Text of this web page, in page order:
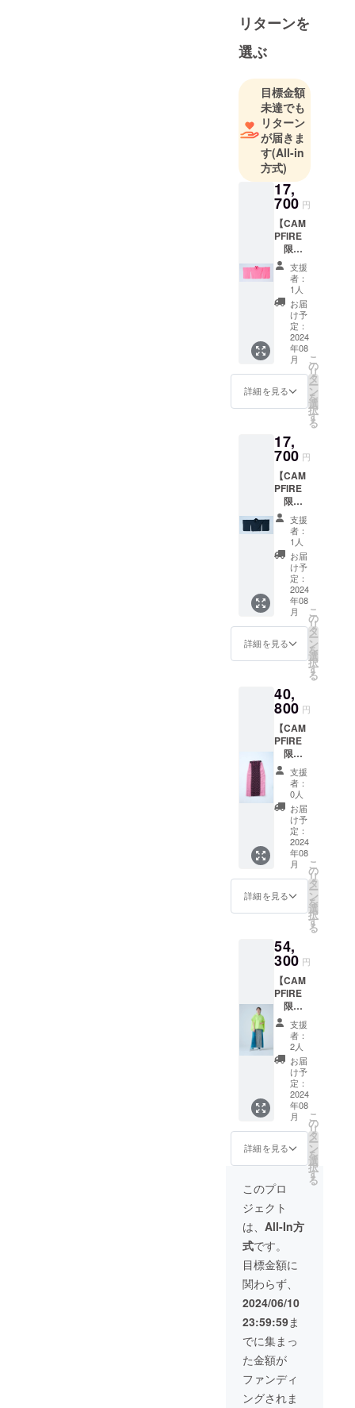
ら、日常的
に着物を着
る機会が少
いる今、洋
服を着る感
覚で着物ス
タイルを提
案できない
かと試行錯
誤し、着物
の美しい姿
を洋服に置
き換えて若
い人たちの
新しいスタ
イルの一助
になればと
今回製品を
作りまし
た。そして
品ではな
芸術」とし
て日本の伝
統美を現代
ファッショ
ンに昇華さ
せていきま
す。
ファンディ
ングを通じ
て世界に日
本の粋を伝
え、若者た
自己表現の
形として着
物の美しさ
を提供しま
す。着物か
らKIMONO
へと進化す
ることを目
ファッショ
ンを世界中
に広め、日
本文化の魅
へと継承し
ていきたい
と思ってい
リターンを
選ぶ
目標金額
未達でも
リターン
が届きま
す(All-in
方式)
17,
700 円
【CAM
PFIRE
限
定 超
早割価
格】 ①
キモノ
スリー
ブカッ
ソー 5
色 ピン
ク／オ
レンジ
／スカ
イブ
グリー
ン／ブ
ルー
（画像
順） -
サイズ
38
（着丈
60cm、
身幅
57cm、
袖丈
39cm、
裄丈
67.5cm
、袖幅
58cm）
62cm、
身幅
60cm、
袖丈
40cm、
裄丈
70cm、
袖幅
60cm）
※必ず備
考欄に
ご希望
のサイ
ズとカ
ラーを
ご入力
くださ
スムー
ス 接
感 特
徴
環境
に配慮
した
ペット
ボトル
から作
られた
新たな
繊維 商
品特
触冷温
感素材
らさら
心地と
揺れる
ても
フェミ
ニンな
印象を
与えま
す。袖
丈をア
ジャス
トで
き、“た
すき掛
け”の新
しい表
支援
者：
1人
お届
け予
定：
2024
年08
月
詳細を見る
こ
の
リ
タ
ー
ン
を
選
択
す
る
17,
700 円
【CAM
PFIRE
限
定 超
早割価
格】 ①
キモノ
スリー
ブカッ
ソー 2
色 ブ
ラック
／ホワ
イト
（画像
サイズ
38
（着丈
60cm、
身幅
57cm、
袖丈
39cm、
裄丈
67.5cm
、袖幅
58cm）
- サイズ
40
（着丈
62cm、
身幅
60cm、
裄丈
70cm、
袖幅
60cm）
※必ず備
考欄に
ご希望
のサイ
ズとカ
ラーを
ご入力
くださ
い。 素
材
ベア
スムー
ス 接
徴
に配慮
した
ペット
ボトル
から作
られた
新たな
繊維 商
性 接
触冷温
感素材
で、さ
らさら
した着
心地と
支援
者：
1人
お届
け予
定：
2024
年08
月
詳細を見る
こ
の
リ
タ
ー
ン
を
選
択
す
る
40,
800 円
【CAM
PFIRE
限
定 超
早割価
格】 ②
プリー
ツロン
グス
カー
ト 3色
ピンク
／ブ
ルー／
ベー
ジュ
順） -
サイズ
38
（ウエ
スト
64cm、
ヒップ
94.4cm
、脇丈
89.5cm
、裾幅
89.5cm
、ベル
ト幅
4.5cm
） - サ
イズ
スト
68cm、
ヒップ
98.4cm
、脇丈
93.5cm
、裾幅
93.5cm
、ベル
ト幅
4.5cm
） ※必
ず備考
欄にご
希望の
サイズ
とカ
ラーを
支援
者：
0人
お届
け予
定：
2024
年08
月
詳細を見る
こ
の
リ
タ
ー
ン
を
選
択
す
る
54,
300 円
【CAM
PFIRE
限
定 超
早割価
格】
③【セ
ット】
キモノ
スリー
ブカッ
トソー
＆ プ
リーツ
ロング
スカー
ト ※カ
ラーの
組み合
わせ自
由 （画
像内の
組み合
わせ：
グリー
ン&ブ
ルー／
ブラッ
ク&ピン
ク／オ
レンジ&
ベー
ジュ）
※必ず
支援
者：
2人
お届
け予
定：
2024
年08
月
詳細を見る
こ
の
リ
タ
ー
ン
を
選
択
す
る
このプロ
ジェクト
は、 All-In方
式です。
目標金額に
関わらず、
2024/06/10
23:59:59ま
でに集まっ
た金額が
ファンディ
ングされま